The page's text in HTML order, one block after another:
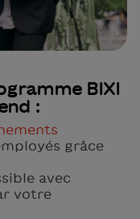
BIXI
:
grâce
avec
votre